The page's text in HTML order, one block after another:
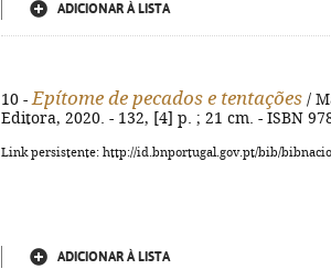
ADICIONAR À LISTA
10 - Epítome de pecados e tentações /
Editora, 2020. - 132, [4] p. ; 21 cm. - ISBN
Link persistente: http://id.bnportugal.gov.pt/bib/
ADICIONAR À LISTA